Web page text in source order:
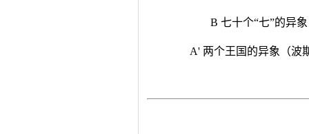
B 七十个“七”的异
A' 两个王国的异象（波